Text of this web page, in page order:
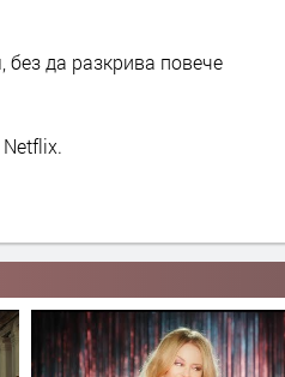
без да разкрива повече